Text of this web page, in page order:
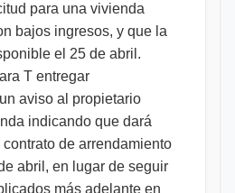
para una vivienda
bajos ingresos, y que la
el 25 de abril.
T entregar
aviso al propietario
indicando que dará
de arrendamiento
abril, en lugar de seguir
más adelante en